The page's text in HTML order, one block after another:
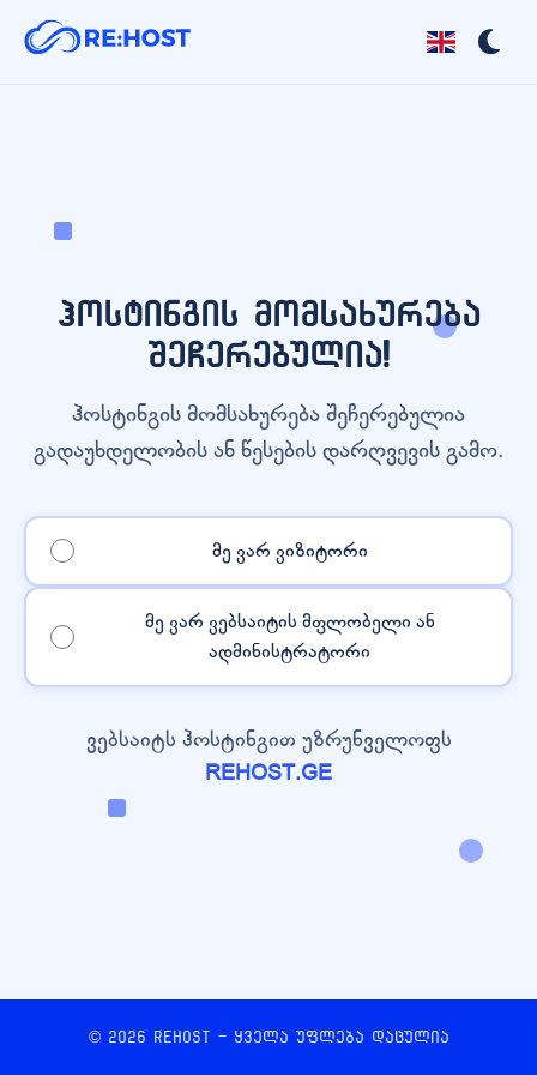
ჰოსტინგის მომსახურება
შეჩერებულია!
ჰოსტინგის მომსახურება შეჩერებულია
გადაუხდელობის ან წესების დარღვევის გამო.
მე ვარ ვიზიტორი
მე ვარ ვებსაიტის მფლობელი ან
ადმინისტრატორი
ვებსაიტს ჰოსტინგით უზრუნველოფს
REHOST.GE
© 2026 REHOST - ყველა უფლება დაცულია